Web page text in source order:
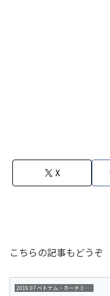
X
こちらの記事もどうぞ
2019.07 ベトナム・ホーチミン/ニャチャン